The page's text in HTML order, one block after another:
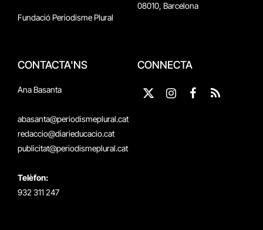
Fundació Periodisme Plural
08010, Barcelona
CONTACTA'NS
Ana Basanta
abasanta@periodismeplural.cat
redaccio@diarieducacio.cat
publicitat@periodismeplural.cat
Telèfon:
932 311 247
CONNECTA
X
InstagramFacebook
RSS